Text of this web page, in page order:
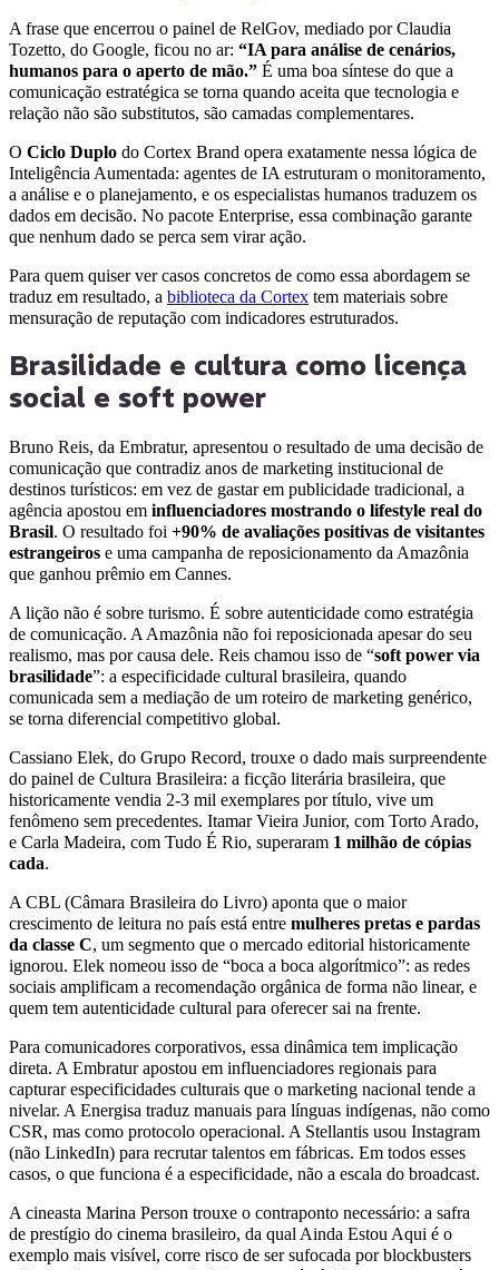
A frase que encerrou o painel de RelGov, mediado por Claudia
Tozetto, do Google, ficou no ar: “IA para análise de cenários,
humanos para o aperto de mão.” É uma boa síntese do que a
comunicação estratégica se torna quando aceita que tecnologia e
relação não são substitutos, são camadas complementares.
O Ciclo Duplo do Cortex Brand opera exatamente nessa lógica de
Inteligência Aumentada: agentes de IA estruturam o monitoramento,
a análise e o planejamento, e os especialistas humanos traduzem os
dados em decisão. No pacote Enterprise, essa combinação garante
que nenhum dado se perca sem virar ação.
Para quem quiser ver casos concretos de como essa abordagem se
traduz em resultado, a biblioteca da Cortex tem materiais sobre
mensuração de reputação com indicadores estruturados.
Brasilidade e cultura como licença
social e soft power
Bruno Reis, da Embratur, apresentou o resultado de uma decisão de
comunicação que contradiz anos de marketing institucional de
destinos turísticos: em vez de gastar em publicidade tradicional, a
agência apostou em influenciadores mostrando o lifestyle real do
Brasil. O resultado foi +90% de avaliações positivas de visitantes
estrangeiros e uma campanha de reposicionamento da Amazônia
que ganhou prêmio em Cannes.
A lição não é sobre turismo. É sobre autenticidade como estratégia
de comunicação. A Amazônia não foi reposicionada apesar do seu
realismo, mas por causa dele. Reis chamou isso de “soft power via
brasilidade”: a especificidade cultural brasileira, quando
comunicada sem a mediação de um roteiro de marketing genérico,
se torna diferencial competitivo global.
Cassiano Elek, do Grupo Record, trouxe o dado mais surpreendente
do painel de Cultura Brasileira: a ficção literária brasileira, que
historicamente vendia 2-3 mil exemplares por título, vive um
fenômeno sem precedentes. Itamar Vieira Junior, com Torto Arado,
e Carla Madeira, com Tudo É Rio, superaram 1 milhão de cópias
cada.
A CBL (Câmara Brasileira do Livro) aponta que o maior
crescimento de leitura no país está entre mulheres pretas e pardas
da classe C, um segmento que o mercado editorial historicamente
ignorou. Elek nomeou isso de “boca a boca algorítmico”: as redes
sociais amplificam a recomendação orgânica de forma não linear, e
quem tem autenticidade cultural para oferecer sai na frente.
Para comunicadores corporativos, essa dinâmica tem implicação
direta. A Embratur apostou em influenciadores regionais para
capturar especificidades culturais que o marketing nacional tende a
nivelar. A Energisa traduz manuais para línguas indígenas, não como
CSR, mas como protocolo operacional. A Stellantis usou Instagram
(não LinkedIn) para recrutar talentos em fábricas. Em todos esses
casos, o que funciona é a especificidade, não a escala do broadcast.
A cineasta Marina Person trouxe o contraponto necessário: a safra
de prestígio do cinema brasileiro, da qual Ainda Estou Aqui é o
exemplo mais visível, corre risco de ser sufocada por blockbusters